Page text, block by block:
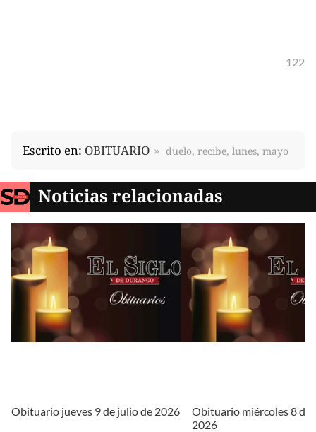
122
Escrito en: OBITUARIO duelo, recibe, lunes, mayo
Noticias relacionadas
Obituario jueves 9 de julio de 2026
Obituario miércoles 8 de
2026